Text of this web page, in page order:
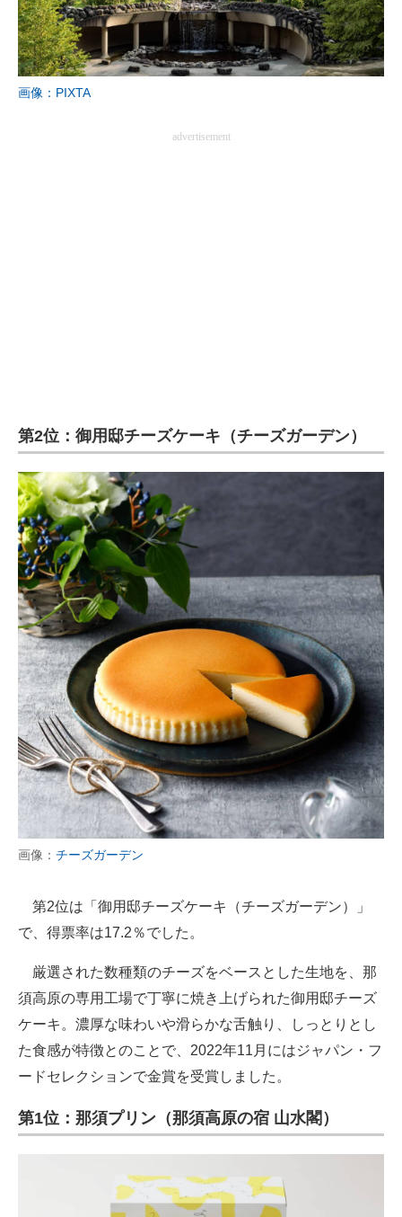
画像：PIXTA
advertisement
第2位：御用邸チーズケーキ（チーズガーデン）
画像： チーズガーデン
第2位は「御用邸チーズケーキ（チーズガーデン）」
で、得票率は17.2％でした。
厳選された数種類のチーズをベースとした生地を、那
須高原の専用工場で丁寧に焼き上げられた御用邸チーズ
ケーキ。濃厚な味わいや滑らかな舌触り、しっとりとし
た食感が特徴とのことで、2022年11月にはジャパン・フ
ードセレクションで金賞を受賞しました。
第1位：那須プリン（那須高原の宿 山水閣）